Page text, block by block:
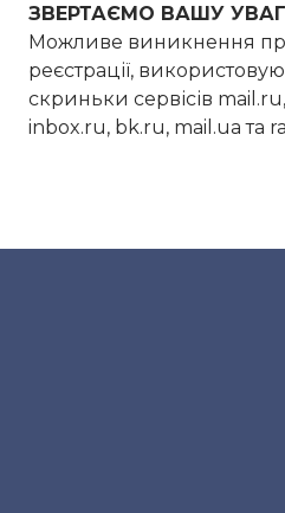
ЗВЕРТАЄМО ВАШУ
Можливе виникнення
реєстрації,
скриньки сервісів
inbox.ru, bk.ru, mail.ua та